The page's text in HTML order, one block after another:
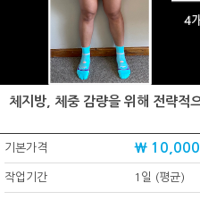
체지방, 체중 감량을 위해 전략적
기본가격 ₩ 10,000
작업기간 1일 (평균)